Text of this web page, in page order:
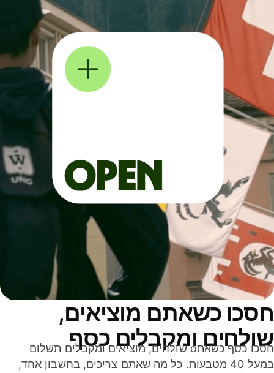
כשאתם מוציאים,
ומקבלים כסף
חסכו כסף כשאתo שולחים, מוציאים ומקבלים תשלום
במעל 40 מטבעות. כל מה שאתם צריכים, בחשבון אחד,